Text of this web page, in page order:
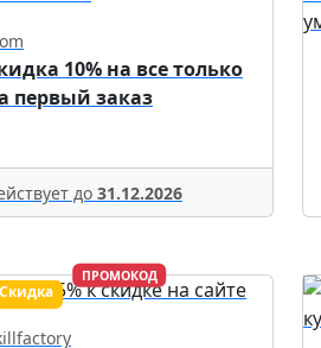
10% на все только
первый заказ
до 31.12.2026
ПРОМОКОД